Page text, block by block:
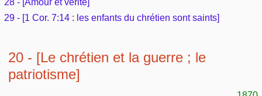
Vie pratique
Sujets de A à Z
29 - [1 Cor. 7:14 : les enfants du chrétien sont saints]
20 - [Le chrétien et la guerre ; le
patriotisme]